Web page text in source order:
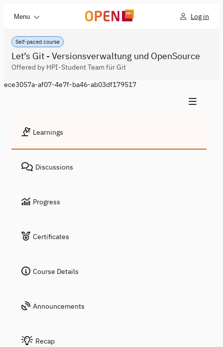
Menu Log in
Self-paced course
Let’s Git - Versionsverwaltung und OpenSource
Offered by HPI-Student Team für Git
ece3057a-af07-4e7f-ba46-ab03df179517
Learnings
Discussions
Progress
Certificates
Course Details
Announcements
Recap